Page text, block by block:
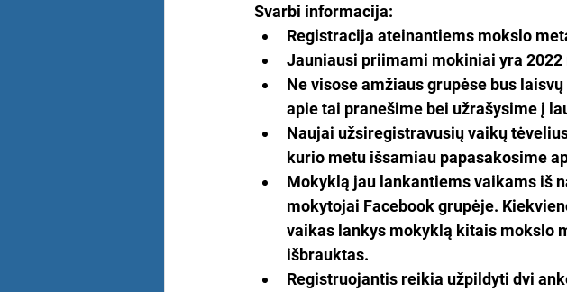
Svarbi informacija:
Registracija ateinantiems mokslo
Jauniausi priimami mokiniai yra 2022
Ne visose amžiaus grupėse bus
apie tai pranešime bei užrašysime į
Naujai užsiregistravusių vaikų
kurio metu išsamiau papasakosime
Mokyklą jau lankantiems vaikams iš
mokytojai Facebook grupėje.
vaikas lankys mokyklą kitais mokslo
išbrauktas.
Registruojantis reikia užpildyti dvi